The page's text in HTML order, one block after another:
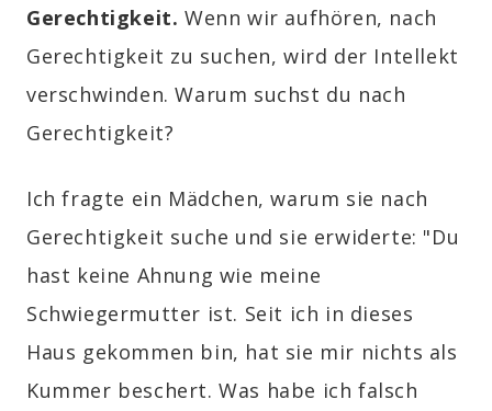
Gerechtigkeit. Wenn wir aufhören, nach
Gerechtigkeit zu suchen, wird der Intellekt
verschwinden. Warum suchst du nach
Gerechtigkeit?
Ich fragte ein Mädchen, warum sie nach
Gerechtigkeit suche und sie erwiderte: "Du
hast keine Ahnung wie meine
Schwiegermutter ist. Seit ich in dieses
Haus gekommen bin, hat sie mir nichts als
Kummer beschert. Was habe ich falsch